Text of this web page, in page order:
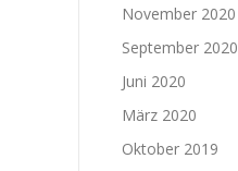
November 2020
September 2020
Juni 2020
März 2020
Oktober 2019